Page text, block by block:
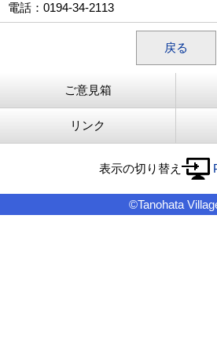
電話 ：0194-34-2113
戻る
ご意見箱
リンク
表示の切り替え
©Tanohata